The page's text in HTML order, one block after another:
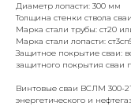
Диаметр лопасти: 300 мм
Толщина стенки ствола
Марка стали трубы: ст20
Марка стали лопасти:
Защитное покрытие сваи:
защитного покрытия сваи
Винтовые сваи ВСЛМ 300-
энергетического и